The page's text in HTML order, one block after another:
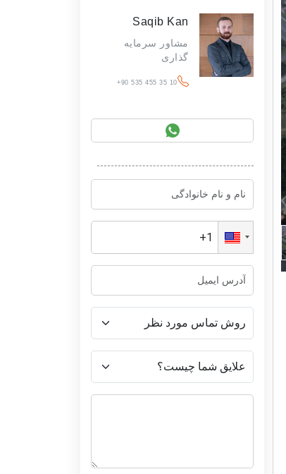
Saqib Kan
مشاور سرمایه
گذاری
+90 535 455 35 10